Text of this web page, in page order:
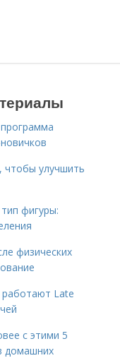
чтобы улучшить
фигуры:
физических
Late
с этими 5
домашних